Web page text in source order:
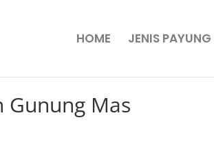
HOME JENIS PAYUNG
Gunung Mas